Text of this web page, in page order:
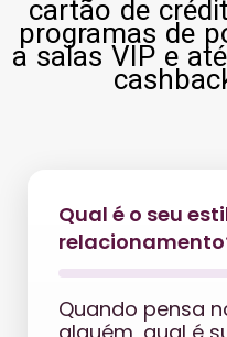
cartão de
programas de
a salas VIP e
Qual é o seu
Quando pensa